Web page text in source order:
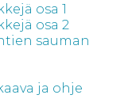
osa 1
osa 2
sauman
ja ohje